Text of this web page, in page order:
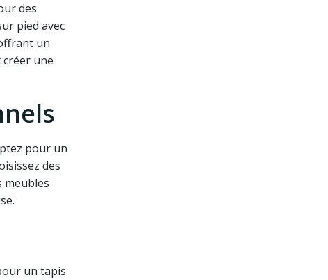
des
pied avec
un
une
pour un
des
meubles
un tapis